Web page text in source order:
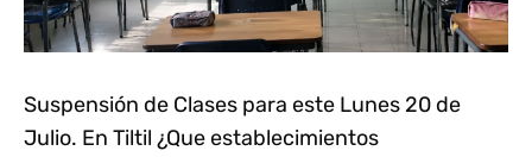
Suspensión de Clases para este Lunes 20 de
Julio. En Tiltil ¿Que establecimientos